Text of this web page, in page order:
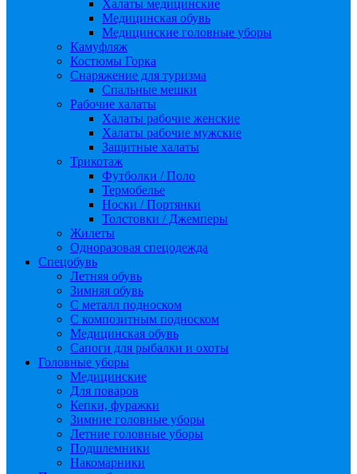
Халаты медицинские
Медицинская обувь
Медицинские головные уборы
Камуфляж
Костюмы Горка
Снаряжение для туризма
Спальные мешки
Рабочие халаты
Халаты рабочие женские
Халаты рабочие мужские
Защитные халаты
Трикотаж
Футболки / Поло
Термобелье
Носки / Портянки
Толстовки / Джемперы
Жилеты
Одноразовая спецодежда
Спецобувь
Летняя обувь
Зимняя обувь
С металл подноском
С композитным подноском
Медицинская обувь
Сапоги для рыбалки и охоты
Головные уборы
Медицинские
Для поваров
Кепки, фуражки
Зимние головные уборы
Летние головные уборы
Подшлемники
Накомарники